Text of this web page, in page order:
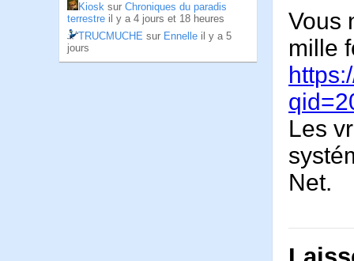
Kiosk sur Chroniques du paradis
terrestre il y a 4 jours et 18 heures
TRUCMUCHE sur Ennelle il y a 5
jours
Vous
mille
Les
Net.